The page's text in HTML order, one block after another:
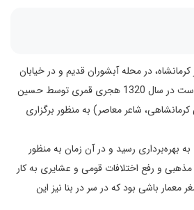
در م‍ح‍ل‍ه‌ ‌آب‍ش‍ور‌ان‌ ق‍دی‍م‌ و در خ‍ی‍‍اب‍‍ان‌
ش‍‍ه‍ی‍د حد‌اد ‌ع‍‍ادل‌ و‌اق‍‍ع‌ شده‌ ‌اس‍ت‌ در س‍‍ال‌ 1320‌ ه‍ج‍ر‌ی‌ ق‍م‍ر‌ی‌ ت‍وس‍ط ح‍س‍ی‍ن‌
کرم‍ان‍ش‍ا‌ه‍‍ی، ش‍‍ا‌ع‍ر م‍‍ع‍‍اص‍ر) ب‍ه‌ م‍ن‍ظور ب‍رگ‍ز‌ار‌ی‌
خورشیدی به بهره‌برداری رسید و در آن زمان به منظور
و رفع اختلافات قومی و عشایری به کار
معمار باشی بود که در سر در بنا نیز این